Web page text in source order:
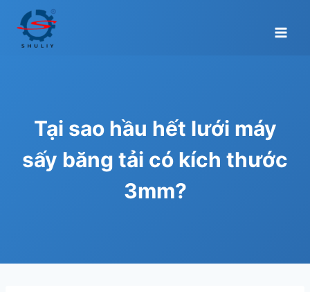
content
Tại sao hầu hết lưới máy
sấy băng tải có kích thước
3mm?